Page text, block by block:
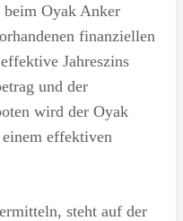
beim Oyak Anker
finanziellen
Jahreszins
und der
wird der Oyak
effektiven
steht auf der